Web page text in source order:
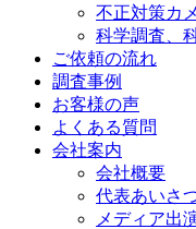
不正対策カ
科学調査、
ご依頼の流れ
調査事例
お客様の声
よくある質問
会社案内
会社概要
代表あいさ
メディア出